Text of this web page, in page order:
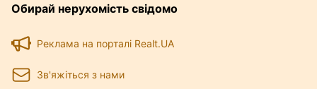
Обирай нерухомість свідомо
Реклама на порталі Realt.UA
Зв'яжіться з нами